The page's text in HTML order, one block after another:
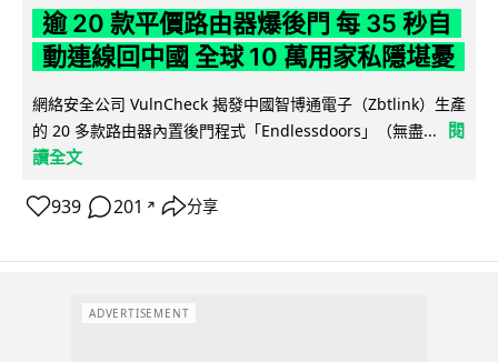
逾 20 款平價路由器爆後門 每 35 秒自
動連線回中國 全球 10 萬用家私隱堪憂
網絡安全公司 VulnCheck 揭發中國智博通電子（Zbtlink）生產
的 20 多款路由器內置後門程式「Endlessdoors」（無盡...
閱
讀全文
939 201 ↗ 分享
ADVERTISEMENT